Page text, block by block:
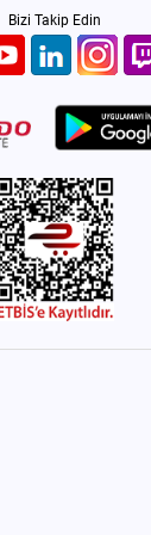
Bizi Takip Edin